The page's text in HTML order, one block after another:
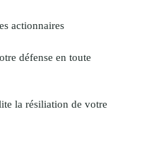
actionnaires
défense en toute
la résiliation de votre